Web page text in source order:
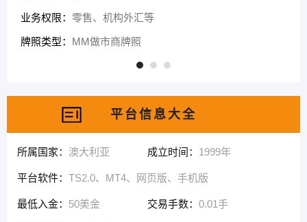
业务权限： 零售、机构外汇等
牌照类型： MM做市商牌照
平台信息大全
所属国家： 澳大利亚 成立时间： 1999年
平台软件： TS2.0、MT4、网页版、手机版
最低入金： 50美金 交易手数： 0.01手